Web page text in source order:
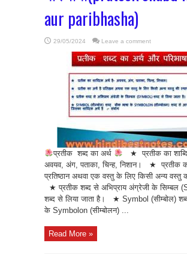
aur paribhasha)
29/05/2024 Leave a comment
प्रतीक शब्द का अर्थ
★ प्रतीक का
अवयव, अंग, पताका, चिन्ह, निशान। ★ प्रतीक
प्रतिष्ठान अथवा एक वस्तु के लिए किसी अन्य वस्तु
★ प्रतीक शब्द से अभिप्राय अंग्रेजी के सिम्बल
शब्द से लिया जाता है। ★ Symbol (सीम्बोल)
के Symbolon (सीम्बोलन) ...
Read More »